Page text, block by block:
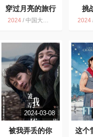
穿过月亮的旅行
6.2
2024/ 中国大陆 / 剧情 爱情
挑
2024
2024-03-08
被我弄丢的你 这个